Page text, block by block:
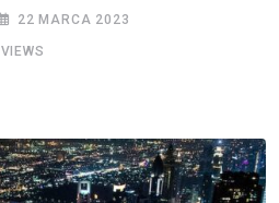
22 MARCA 2023
VIEWS